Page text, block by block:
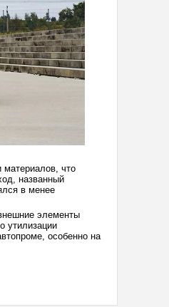
материалов, что
названный
в менее
элементы
утилизации
особенно на